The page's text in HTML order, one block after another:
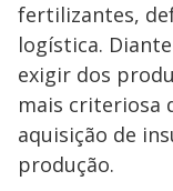
fertilizantes,
logística.
exigir dos
mais criteriosa
aquisição de
produção.